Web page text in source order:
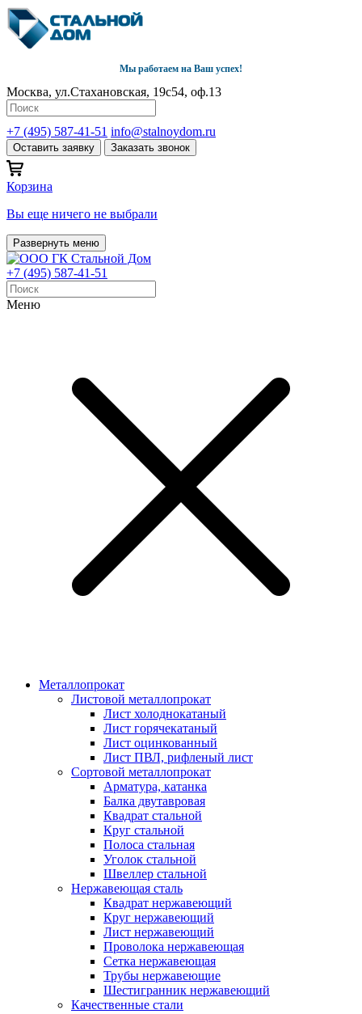
Мы работаем на Ваш успех!
Москва, ул.Стахановская, 19с54, оф.13
+7 (495) 587-41-51 info@stalnoydom.ru
Оставить заявку Заказать звонок
Корзина
Вы еще ничего не выбрали
Развернуть меню
+7 (495) 587-41-51
Меню
Металлопрокат
Листовой металлопрокат
Лист холоднокатаный
Лист горячекатаный
Лист оцинкованный
Лист ПВЛ, рифленый лист
Сортовой металлопрокат
Арматура, катанка
Балка двутавровая
Квадрат стальной
Круг стальной
Полоса стальная
Уголок стальной
Швеллер стальной
Нержавеющая сталь
Квадрат нержавеющий
Круг нержавеющий
Лист нержавеющий
Проволока нержавеющая
Сетка нержавеющая
Трубы нержавеющие
Шестигранник нержавеющий
Качественные стали